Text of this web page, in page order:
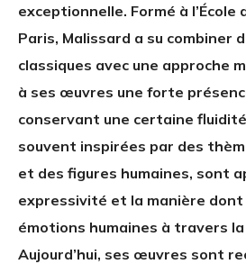
exceptionnelle. Formé à
Paris, Malissard a su combiner
classiques avec une approche
à ses œuvres une forte
conservant une certaine
souvent inspirées par des
et des figures humaines, sont
expressivité et la manière
émotions humaines à travers
Aujourd’hui, ses œuvres sont